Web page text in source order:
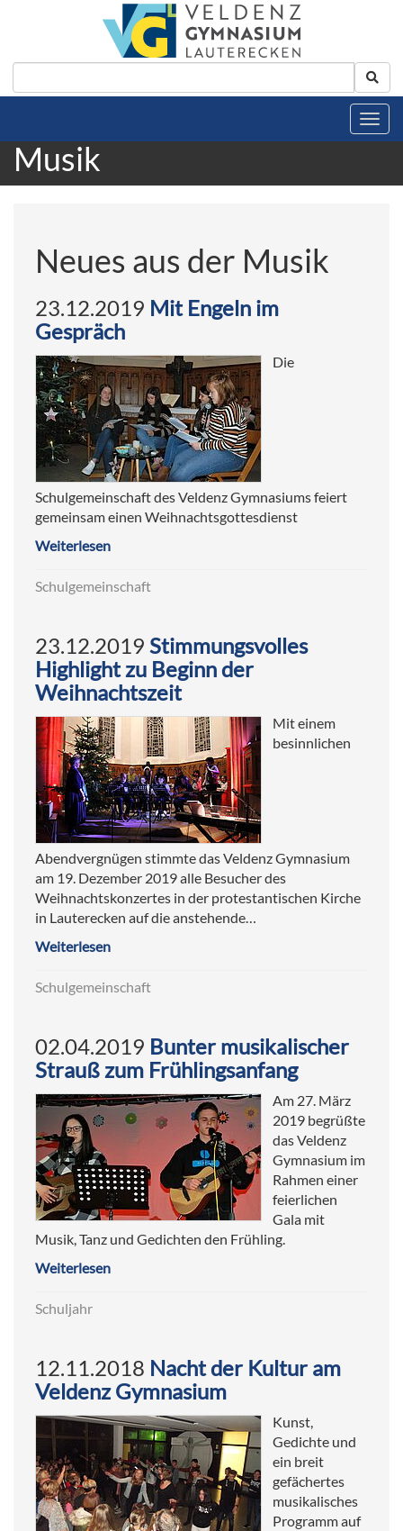
Musik
Neues aus der Musik
23.12.2019 Mit Engeln im
Gespräch
Die
Schulgemeinschaft des Veldenz Gymnasiums feiert
gemeinsam einen Weihnachtsgottesdienst
Weiterlesen
Schulgemeinschaft
23.12.2019 Stimmungsvolles
Highlight zu Beginn der
Weihnachtszeit
Mit einem
besinnlichen
Abendvergnügen stimmte das Veldenz Gymnasium
am 19. Dezember 2019 alle Besucher des
Weihnachtskonzertes in der protestantischen Kirche
in Lauterecken auf die anstehende…
Weiterlesen
Schulgemeinschaft
02.04.2019 Bunter musikalischer
Strauß zum Frühlingsanfang
Am 27. März
2019 begrüßte
das Veldenz
Gymnasium im
Rahmen einer
feierlichen
Gala mit
Musik, Tanz und Gedichten den Frühling.
Weiterlesen
Schuljahr
12.11.2018 Nacht der Kultur am
Veldenz Gymnasium
Kunst,
Gedichte und
ein breit
gefächertes
musikalisches
Programm auf